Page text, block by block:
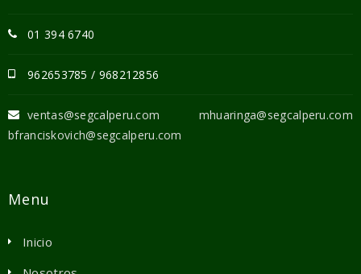
01 394 6740
962653785 / 968212856
ventas@segcalperu.com mhuaringa@segcalperu.com
bfranciskovich@segcalperu.com
Menu
Inicio